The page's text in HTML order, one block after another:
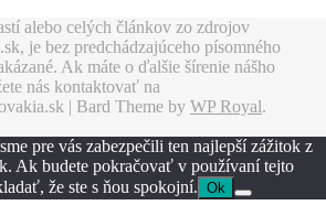
alebo celých článkov zo zdrojov
je bez predchádzajúceho písomného
Ak máte o ďalšie šírenie nášho
nás kontaktovať na
| Bard Theme by WP Royal.
pre vás zabezpečili ten najlepší zážitok z
Ak budete pokračovať v používaní tejto
že ste s ňou spokojní. Ok